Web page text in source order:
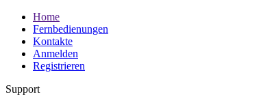
Home
Fernbedienungen
Kontakte
Anmelden
Registrieren
Support